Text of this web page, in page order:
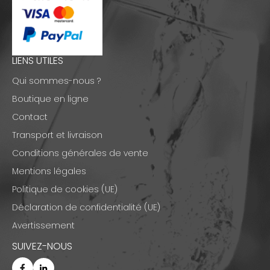
LIENS UTILES
Qui sommes-nous ?
Boutique en ligne
Contact
Transport et livraison
Conditions générales de vente
Mentions légales
Politique de cookies (UE)
Déclaration de confidentialité (UE)
Avertissement
SUIVEZ-NOUS